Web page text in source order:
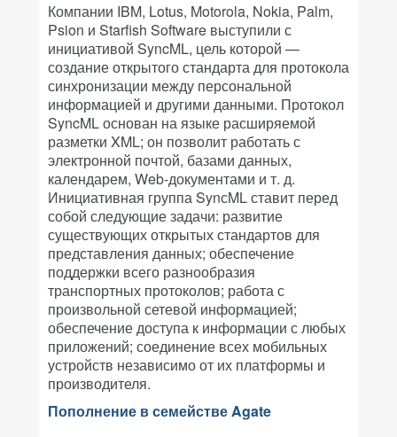
Компании IBM, Lotus, Motorola, Nokia, Palm,
Psion и Starfish Software выступили с
инициативой SyncML, цель которой —
создание открытого стандарта для протокола
синхронизации между персональной
информацией и другими данными. Протокол
SyncML основан на языке расширяемой
разметки XML; он позволит работать с
электронной почтой, базами данных,
календарем, Web-документами и т. д.
Инициативная группа SynсML ставит перед
собой следующие задачи: развитие
существующих открытых стандартов для
представления данных; обеспечение
поддержки всего разнообразия
транспортных протоколов; работа с
произвольной сетевой информацией;
обеспечение доступа к информации с любых
приложений; соединение всех мобильных
устройств независимо от их платформы и
производителя.
Пополнение в семействе Agate